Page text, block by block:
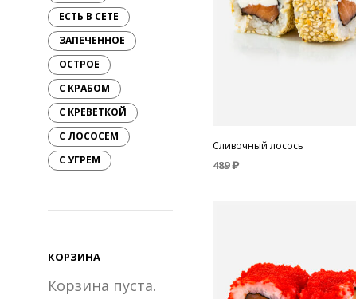
ЕСТЬ В СЕТЕ
ЗАПЕЧЕННОЕ
ОСТРОЕ
С КРАБОМ
С КРЕВЕТКОЙ
С ЛОСОСЕМ
С УГРЕМ
КОРЗИНА
Корзина пуста.
Сливочный лосось
489₽